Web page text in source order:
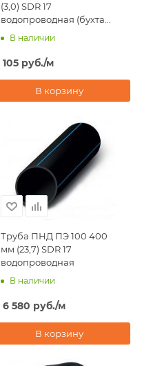
(3,0) SDR 17
водопроводная (бухта
100 м)
В наличии
105 руб./м
В корзину
Труба ПНД ПЭ 100 400
мм (23,7) SDR 17
водопроводная
В наличии
6 580 руб./м
В корзину